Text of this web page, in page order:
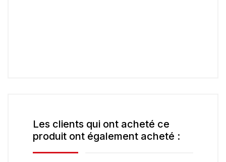
Les clients qui ont acheté ce
produit ont également acheté :